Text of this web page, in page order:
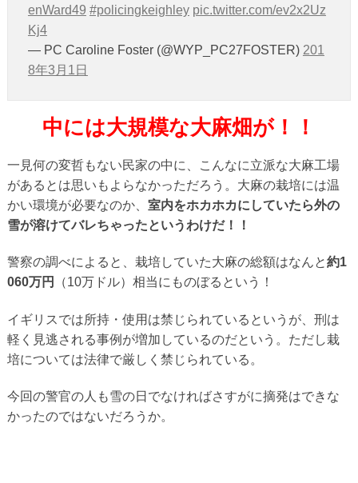
enWard49 #policingkeighley pic.twitter.com/ev2x2Uz
Kj4
— PC Caroline Foster (@WYP_PC27FOSTER) 201
8年3月1日
中には大規模な大麻畑が！！
一見何の変哲もない民家の中に、こんなに立派な大麻工場
があるとは思いもよらなかっただろう。大麻の栽培には温
かい環境が必要なのか、 室内をホカホカにしていたら外の
雪が溶けてバレちゃったというわけだ！！
警察の調べによると、栽培していた大麻の総額はなんと約1
060万円
（10万ドル）相当にものぼるという！
イギリスでは所持・使用は禁じられているというが、刑は
軽く見逃される事例が増加しているのだという。ただし栽
培については法律で厳しく禁じられている。
今回の警官の人も雪の日でなければさすがに摘発はできな
かったのではないだろうか。